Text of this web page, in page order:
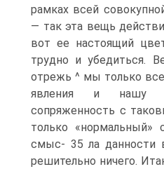
рамках всей
— так эта вещь
вот ее настоящий
трудно и убедиться.
отрежь ^ мы только
явления и нашу
сопряженность с
только «нормальный»
смыс- 35 ла данности
решительно ничего.